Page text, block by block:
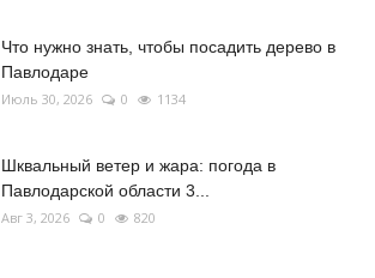
Что нужно знать, чтобы посадить дерево в
Павлодаре
Июль 30, 2026 0 1134
Шквальный ветер и жара: погода в
Павлодарской области 3...
Авг 3, 2026 0 820